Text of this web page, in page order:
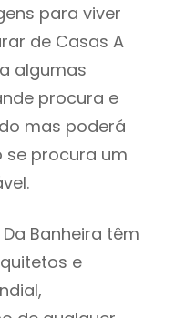
para viver
de Casas A
algumas
procura e
mas poderá
se procura um
Banheira têm
e